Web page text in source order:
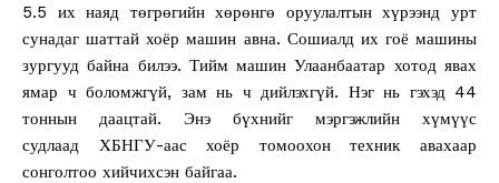
5.5 их наяд төгрөгийн хөрөнгө оруулалтын хүрээнд урт
сунадаг шаттай хоёр машин авна. Сошиалд их гоё машины
зургууд байна билээ. Тийм машин Улаанбаатар хотод явах
ямар ч боломжгүй, зам нь ч дийлэхгүй. Нэг нь гэхэд 44
тоннын даацтай. Энэ бүхнийг мэргэжлийн хүмүүс
судлаад ХБНГУ-аас хоёр томоохон техник авахаар
сонголтоо хийчихсэн байгаа.